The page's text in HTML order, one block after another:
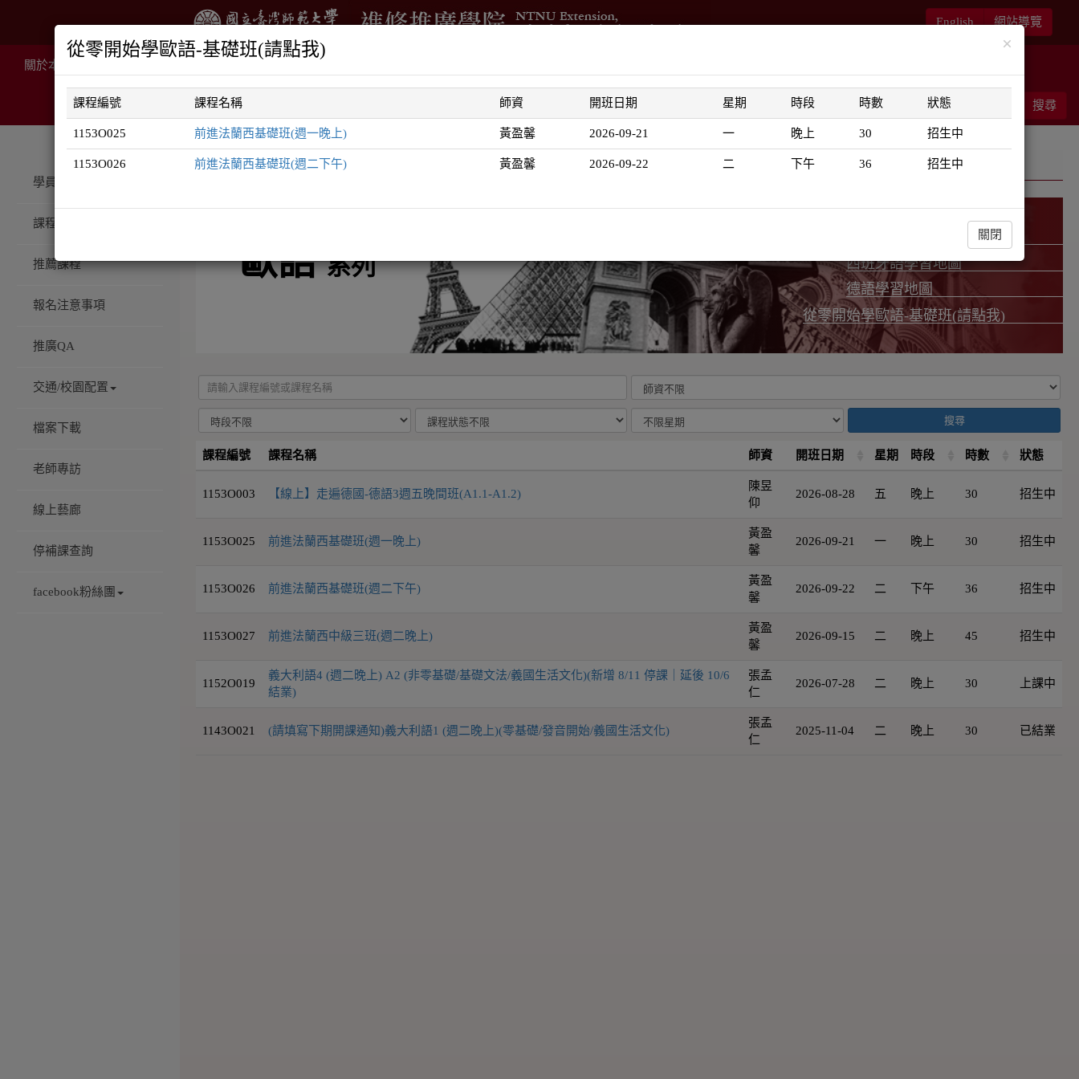
English 網站導覽
關於本院
搜尋
0 結帳
智能客服
學員登入
課程總覽
推薦課程
報名注意事項
推廣QA
交通/校園配置
檔案下載
老師專訪
線上藝廊
停補課查詢
facebook粉絲團
推廣課程 歐語系列
歐語 系列
西班牙語學習地圖
德語學習地圖
從零開始學歐語-基礎班(請點我)
搜尋
課程編號 課程名稱 師資 開班日期 星期 時段 時數 狀態
1153O003 【線上】走遍德國-德語3週五晚間班(A1.1-A1.2)
陳昱
仰
2026-08-28 五 晚上 30 招生中
1153O025 前進法蘭西基礎班(週一晚上)
黃盈
馨
2026-09-21 一 晚上 30 招生中
1153O026 前進法蘭西基礎班(週二下午)
黃盈
馨
2026-09-22 二 下午 36 招生中
1153O027 前進法蘭西中級三班(週二晚上)
黃盈
馨
2026-09-15 二 晚上 45 招生中
1152O019
義大利語4 (週二晚上) A2 (非零基礎/基礎文法/義國生活文化)(新增 8/11 停課｜延後 10/6
結業)
張孟
仁
2026-07-28 二 晚上 30 上課中
1143O021 (請填寫下期開課通知)義大利語1 (週二晚上)(零基礎/發音開始/義國生活文化)
張孟
仁
2025-11-04 二 晚上 30 已結業
×
從零開始學歐語-基礎班(請點我)
課程編號 課程名稱 師資 開班日期 星期 時段 時數 狀態
1153O025 前進法蘭西基礎班(週一晚上) 黃盈馨 2026-09-21 一 晚上 30 招生中
1153O026 前進法蘭西基礎班(週二下午) 黃盈馨 2026-09-22 二 下午 36 招生中
關閉